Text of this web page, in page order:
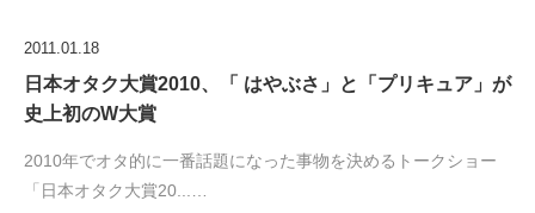
2011.01.18
日本オタク大賞2010、「 はやぶさ」と「プリキュア」が
史上初のW大賞
2010年でオタ的に一番話題になった事物を決めるトークショー
「日本オタク大賞20...…